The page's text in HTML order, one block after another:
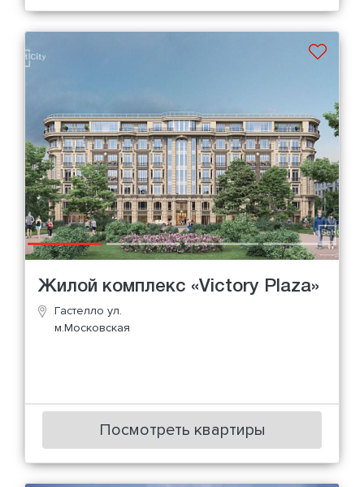
Жилой комплекс «Victory Plaza»
Гастелло ул.
м.Московская
Посмотреть квартиры